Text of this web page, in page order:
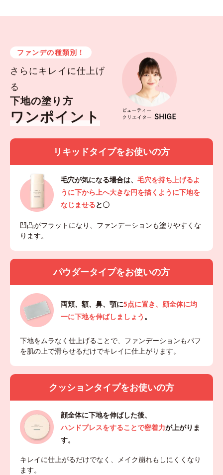
ファンデの種類別！
さらにキレイに仕上げ
る
下地の塗り方
ワンポイント
リキッドタイプをお使いの方
毛穴が気になる場合は、 毛穴を持ち上げるよ
うに下から上へ大きな円を描くように下地を
なじませると〇
凹凸がフラットになり、ファンデーションも塗りやすくな
ります。
パウダータイプをお使いの方
両頬、額、鼻、顎に5点に置き、顔全体に均
一に下地を伸ばしましょう 。
下地をムラなく仕上げることで、ファンデーションもパフ
を肌の上で滑らせるだけでキレイに仕上がります。
クッションタイプをお使いの方
顔全体に下地を伸ばした後、
ハンドプレスをすることで密着力が上がりま
す。
キレイに仕上がるだけでなく、メイク崩れもしにくくなり
ます。